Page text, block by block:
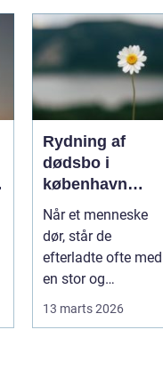
Rydning af
dødsbo i
københavn
sådan foregår
en tryg og
effektiv proces
Når et menneske
dør, står de
efterladte ofte med
en stor og
13 marts 2026